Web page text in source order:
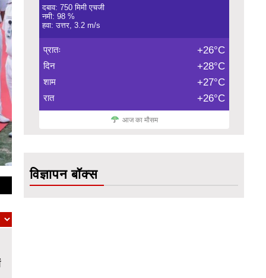
दबाव: 750 मिमी एचजी
नमी: 98 %
हवा: उत्तर, 3.2 m/s
प्रातः +26°C
दिन +28°C
शाम +27°C
रात +26°C
आज का मौसम
विज्ञापन बॉक्स